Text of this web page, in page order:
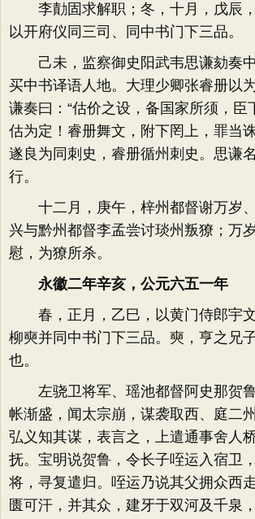
李勣固求解职；冬，十月，戊辰，
以开府仪同三司、同中书门下三品。
己未，监察御史阳武韦思谦劾奏
买中书译语人地。大理少卿张睿册以
谦奏曰：“估价之设，备国家所须，臣
估为定！睿册舞文，附下罔上，罪当
遂良为同刺史，睿册循州刺史。思谦
行。
十二月，庚午，梓州都督谢万岁
兴与黔州都督李孟尝讨琰州叛獠；万
慰，为獠所杀。
永徽二年辛亥，公元六五一年
春，正月，乙巳，以黄门侍郎宇
柳奭并同中书门下三品。奭，亨之兄
也。
左骁卫将军、瑶池都督阿史那贺
帐渐盛，闻太宗崩，谋袭取西、庭二
弘义知其谋，表言之，上遣通事舍人
抚。宝明说贺鲁，令长子咥运入宿卫
将，寻复遣归。咥运乃说其父拥众西
匮可汗，并其众，建牙于双河及千泉